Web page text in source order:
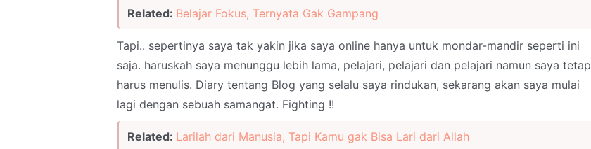
Related: Belajar Fokus, Ternyata Gak Gampang
Tapi.. sepertinya saya tak yakin jika saya online hanya untuk mondar-mandir seperti ini
saja. haruskah saya menunggu lebih lama, pelajari, pelajari dan pelajari namun saya tetap
harus menulis. Diary tentang Blog yang selalu saya rindukan, sekarang akan saya mulai
lagi dengan sebuah samangat. Fighting !!
Related: Larilah dari Manusia, Tapi Kamu gak Bisa Lari dari Allah